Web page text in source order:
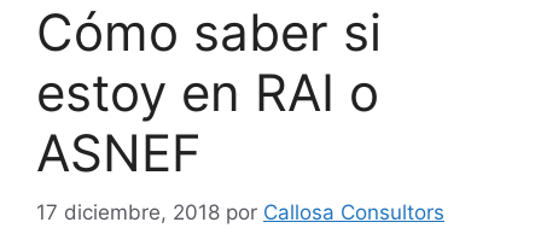
Cómo saber si
estoy en RAI o
ASNEF
17 diciembre, 2018 por Callosa Consultors